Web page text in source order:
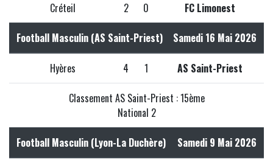
Créteil 2 0 FC Limonest
Football Masculin (AS Saint-Priest) Samedi 16 Mai 2026
Hyères 4 1 AS Saint-Priest
Classement AS Saint-Priest : 15ème
National 2
Football Masculin (Lyon-La Duchère) Samedi 9 Mai 2026